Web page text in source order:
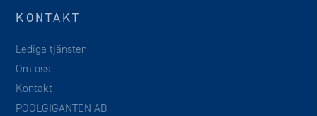
KONTAKT
Lediga tjänster
Om oss
Kontakt
POOLGIGANTEN AB